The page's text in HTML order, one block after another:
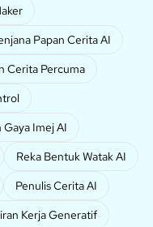
Papan Cerita AI
Cerita Percuma
Gaya Imej AI
Reka Bentuk Watak AI
Penulis Cerita AI
Kerja Generatif